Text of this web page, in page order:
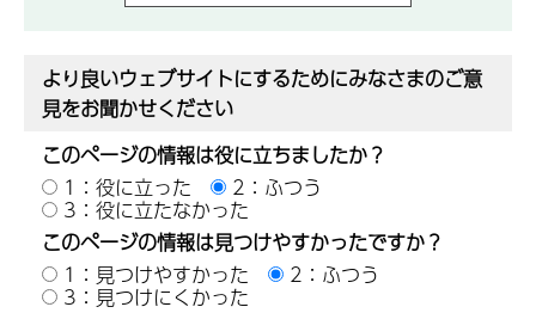
より良いウェブサイトにするためにみなさまのご意
見をお聞かせください
このページの情報は役に立ちましたか？
1：役に立った
2：ふつう
3：役に立たなかった
このページの情報は見つけやすかったですか？
1：見つけやすかった
2：ふつう
3：見つけにくかった